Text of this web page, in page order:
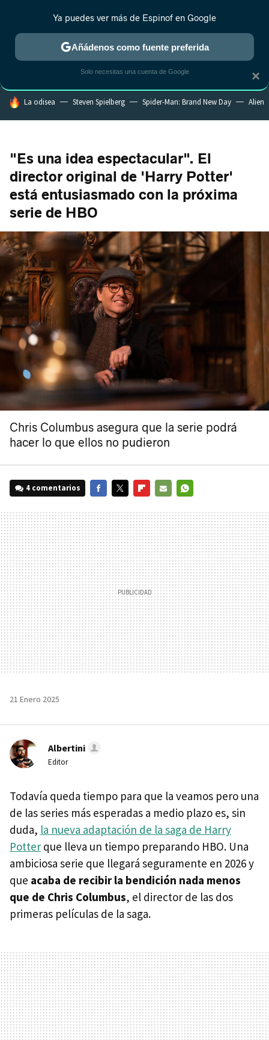
MENÚ NUEVO
ESTRENOS REALITY ANIME RANKINGS CINE
HOY SE HABLA DE
La odisea Steven Spielberg Spider-Man: Brand New Day Alien
"Es una idea espectacular". El
director original de 'Harry Potter'
está entusiasmado con la próxima
serie de HBO
Chris Columbus asegura que la serie podrá
hacer lo que ellos no pudieron
4 comentarios
MAIL
21 Enero 2025
Albertini
Editor
Todavía queda tiempo para que la veamos pero una
de las series más esperadas a medio plazo es, sin
duda, la nueva adaptación de la saga de Harry
Potter que lleva un tiempo preparando HBO. Una
ambiciosa serie que llegará seguramente en 2026 y
que acaba de recibir la bendición nada menos
que de Chris Columbus, el director de las dos
primeras películas de la saga.
×
Ya puedes ver más de Espinof en Google
Añádenos como fuente preferida
Solo necesitas una cuenta de Google